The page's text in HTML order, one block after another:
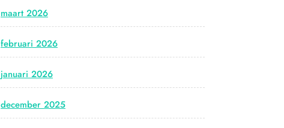
maart 2026
februari 2026
januari 2026
december 2025